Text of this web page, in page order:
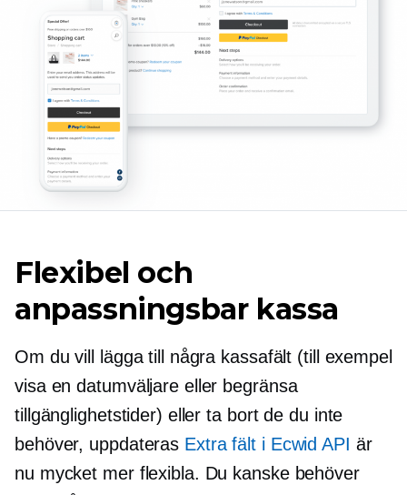
Flexibel och
anpassningsbar kassa
Om du vill lägga till några kassafält (till exempel
visa en datumväljare eller begränsa
tillgänglighetstider) eller ta bort de du inte
behöver, uppdateras Extra fält i Ecwid API är
nu mycket mer flexibla. Du kanske behöver